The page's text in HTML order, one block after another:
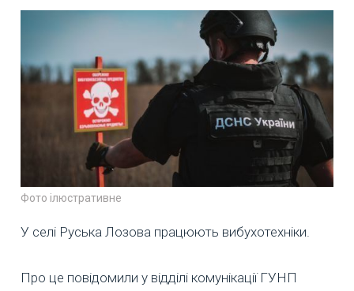
Фото ілюстративне
У селі Руська Лозова працюють вибухотехніки.
Про це повідомили у відділі комунікації ГУНП